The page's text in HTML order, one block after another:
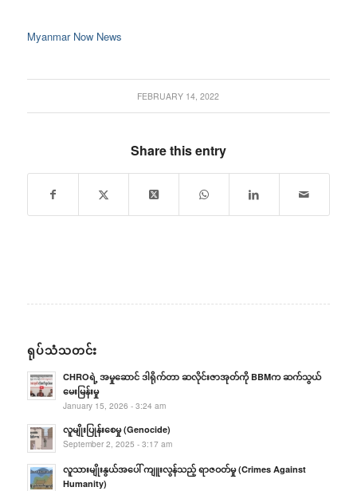
Myanmar Now News
FEBRUARY 14, 2022
Share this entry
ရုပ်သံသတင်း
CHROရဲ့ အမှုဆောင် ဒါရိုက်တာ ဆလိုင်းဇာအုတ်ကို BBMက ဆက်သွယ်
မေးမြန်းမှု
January 15, 2026 - 3:24 am
လူမျိုးပြုန်းစေမှု (Genocide)
September 2, 2025 - 3:17 am
လူသားမျိုးနွယ်အပေါ် ကျူးလွန်သည့် ရာဇဝတ်မှု (Crimes Against
Humanity)